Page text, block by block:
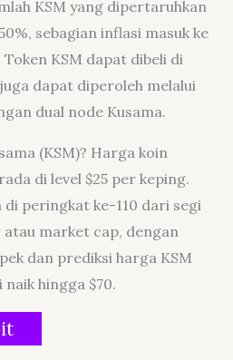
KSM yang dipertaruhkan
sebagian inflasi masuk ke
KSM dapat dibeli di
dapat diperoleh melalui
dual node Kusama.
(KSM)? Harga koin
di level $25 per keping.
di peringkat ke-110 dari segi
atau market cap, dengan
dan prediksi harga KSM
hingga $70.